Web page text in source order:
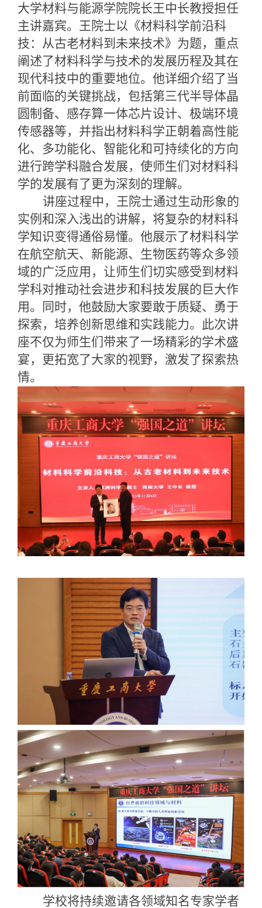
大学材料与能源学院院长王中长教授担任
主讲嘉宾。王院士以《材料科学前沿科
技：从古老材料到未来技术》为题，重点
阐述了材料科学与技术的发展历程及其在
现代科技中的重要地位。他详细介绍了当
前面临的关键挑战，包括第三代半导体晶
圆制备、感存算一体芯片设计、极端环境
传感器等，并指出材料科学正朝着高性能
化、多功能化、智能化和可持续化的方向
进行跨学科融合发展，使师生们对材料科
学的发展有了更为深刻的理解。
讲座过程中，王院士通过生动形象的
实例和深入浅出的讲解，将复杂的材料科
学知识变得通俗易懂。他展示了材料科学
在航空航天、新能源、生物医药等众多领
域的广泛应用，让师生们切实感受到材料
学科对推动社会进步和科技发展的巨大作
用。同时，他鼓励大家要敢于质疑、勇于
探索，培养创新思维和实践能力。此次讲
座不仅为师生们带来了一场精彩的学术盛
宴，更拓宽了大家的视野，激发了探索热
情。
学校将持续邀请各领域知名专家学者